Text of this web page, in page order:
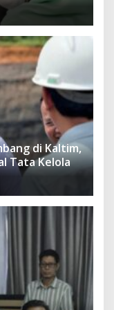
di Kaltim,
Tata Kelola